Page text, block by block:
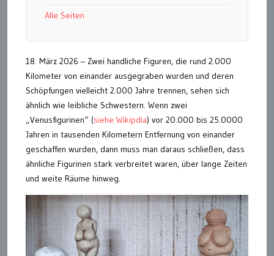
Alle Seiten
18. März 2026 – Zwei handliche Figuren, die rund 2.000
Kilometer von einander ausgegraben wurden und deren
Schöpfungen vielleicht 2.000 Jahre trennen, sehen sich
ähnlich wie leibliche Schwestern. Wenn zwei
„Venusfigurinen“ (siehe Wikipdia) vor 20.000 bis 25.0000
Jahren in tausenden Kilometern Entfernung von einander
geschaffen wurden, dann muss man daraus schließen, dass
ähnliche Figurinen stark verbreitet waren, über lange Zeiten
und weite Räume hinweg.